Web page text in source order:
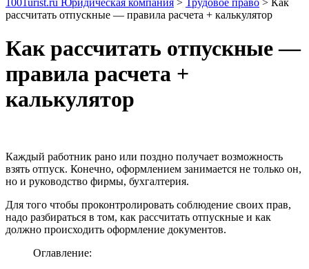
1001urist.ru Юридическая компания > Трудовое право > Как
рассчитать отпускные — правила расчета + калькулятор
Как рассчитать отпускные —
правила расчета +
калькулятор
Каждый работник рано или поздно получает возможность
взять отпуск. Конечно, оформлением занимается не только он,
но и руководство фирмы, бухгалтерия.
Для того чтобы проконтролировать соблюдение своих прав,
надо разбираться в том, как рассчитать отпускные и как
должно происходить оформление документов.
Оглавление: